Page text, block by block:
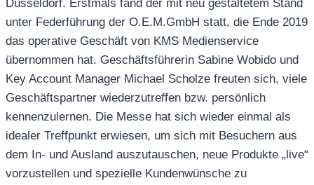
Düsseldorf. Erstmals fand der mit neu gestaltetem Stand
unter Federführung der O.E.M.GmbH statt, die Ende 2019
das operative Geschäft von KMS Medienservice
übernommen hat. Geschäftsführerin Sabine Wobido und
Key Account Manager Michael Scholze freuten sich, viele
Geschäftspartner wiederzutreffen bzw. persönlich
kennenzulernen. Die Messe hat sich wieder einmal als
idealer Treffpunkt erwiesen, um sich mit Besuchern aus
dem In- und Ausland auszutauschen, neue Produkte „live“
vorzustellen und spezielle Kundenwünsche zu